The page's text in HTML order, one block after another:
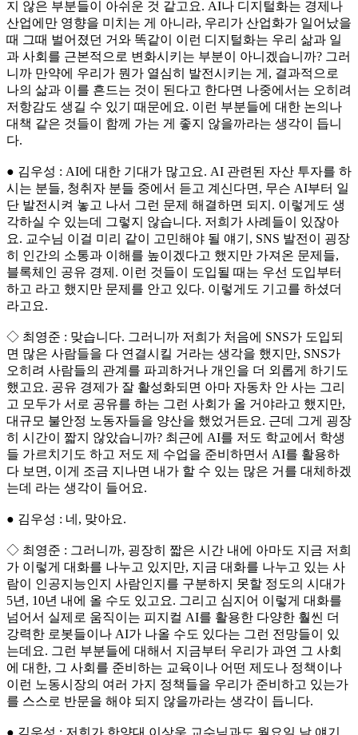
지 않은 부분들이 아쉬운 것 같고요. AI나 디지털화는 경제나
산업에만 영향을 미치는 게 아니라, 우리가 산업화가 일어났을
때 그때 벌어졌던 거와 똑같이 이런 디지털화는 우리 삶과 일
과 사회를 근본적으로 변화시키는 부분이 아니겠습니까? 그러
니까 만약에 우리가 뭔가 열심히 발전시키는 게, 결과적으로
나의 삶과 이를 흔드는 것이 된다고 한다면 나중에서는 오히려
저항감도 생길 수 있기 때문에요. 이런 부분들에 대한 논의나
대책 같은 것들이 함께 가는 게 좋지 않을까라는 생각이 듭니
다.
● 김우성 : AI에 대한 기대가 많고요. AI 관련된 자산 투자를 하
시는 분들, 청취자 분들 중에서 듣고 계신다면, 무슨 AI부터 일
단 발전시켜 놓고 나서 그런 문제 해결하면 되지. 이렇게도 생
각하실 수 있는데 그렇지 않습니다. 저희가 사례들이 있잖아
요. 교수님 이걸 미리 같이 고민해야 될 얘기, SNS 발전이 굉장
히 인간의 소통과 이해를 높이겠다고 했지만 가져온 문제들,
블록체인 공유 경제. 이런 것들이 도입될 때는 우선 도입부터
하고 라고 했지만 문제를 안고 있다. 이렇게도 기고를 하셨더
라고요.
◇ 최영준 : 맞습니다. 그러니까 저희가 처음에 SNS가 도입되
면 많은 사람들을 다 연결시킬 거라는 생각을 했지만, SNS가
오히려 사람들의 관계를 파괴하거나 개인을 더 외롭게 하기도
했고요. 공유 경제가 잘 활성화되면 아마 자동차 안 사는 그리
고 모두가 서로 공유를 하는 그런 사회가 올 거야라고 했지만,
대규모 불안정 노동자들을 양산을 했었거든요. 근데 그게 굉장
히 시간이 짧지 않았습니까? 최근에 AI를 저도 학교에서 학생
들 가르치기도 하고 저도 제 수업을 준비하면서 AI를 활용하
다 보면, 이게 조금 지나면 내가 할 수 있는 많은 거를 대체하겠
는데 라는 생각이 들어요.
● 김우성 : 네, 맞아요.
◇ 최영준 : 그러니까, 굉장히 짧은 시간 내에 아마도 지금 저희
가 이렇게 대화를 나누고 있지만, 지금 대화를 나누고 있는 사
람이 인공지능인지 사람인지를 구분하지 못할 정도의 시대가
5년, 10년 내에 올 수도 있고요. 그리고 심지어 이렇게 대화를
넘어서 실제로 움직이는 피지컬 AI를 활용한 다양한 훨씬 더
강력한 로봇들이나 AI가 나올 수도 있다는 그런 전망들이 있
는데요. 그런 부분들에 대해서 지금부터 우리가 과연 그 사회
에 대한, 그 사회를 준비하는 교육이나 어떤 제도나 정책이나
이런 노동시장의 여러 가지 정책들을 우리가 준비하고 있는가
를 스스로 반문을 해야 되지 않을까라는 생각이 듭니다.